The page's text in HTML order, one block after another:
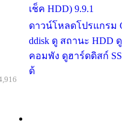
เช็ค HDD) 9.9.1
ดาวน์โหลดโปรแกรม
ddisk ดู สถานะ HDD
คอมพัง ดูฮาร์ดดิสก์
ด้